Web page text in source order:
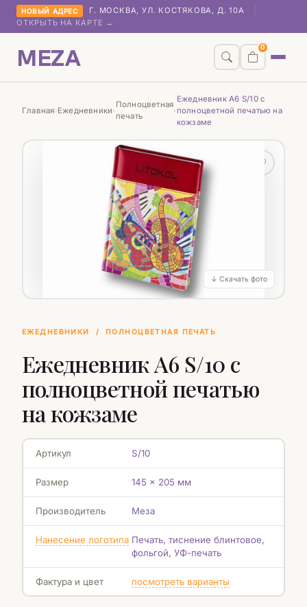
НОВЫЙ АДРЕС Г. МОСКВА, УЛ. КОСТЯКОВА, Д. 10А
ОТКРЫТЬ НА КАРТЕ →
MEZA 0
Главная›Ежедневники›
Полноцветная
печать
›
Ежедневник А6 S/10 с
полноцветной печатью на
кожзаме
♡
↓ Скачать фото
ЕЖЕДНЕВНИКИ / ПОЛНОЦВЕТНАЯ ПЕЧАТЬ
Ежедневник А6 S/10 с
полноцветной печатью
на кожзаме
Артикул S/10
Размер 145 x 205 мм
Производитель Меза
Нанесение логотипа Печать, тиснение блинтовое,
фольгой, УФ-печать
Фактура и цвет посмотреть варианты